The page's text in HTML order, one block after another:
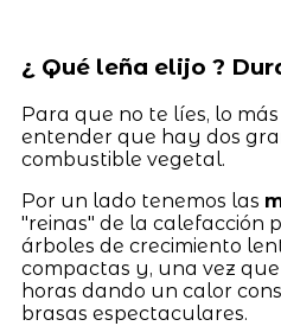
¿ Qué leña elijo ?
Para que no te líes, lo
entender que hay dos
combustible vegetal.
Por un lado tenemos las
"reinas" de la calefacción
árboles de crecimiento
compactas y, una vez
horas dando un calor
brasas espectaculares.